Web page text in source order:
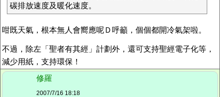
碳排放速度及暖化速度。
咁既天氣，根本無人會嚮應呢Ｄ呼籲，個個都開冷氣架啦。
不過，除左「聖者有其經」計劃外，還可支持聖經電子化等，
減少用紙，支持環保！
修羅
2007/7/16 18:18